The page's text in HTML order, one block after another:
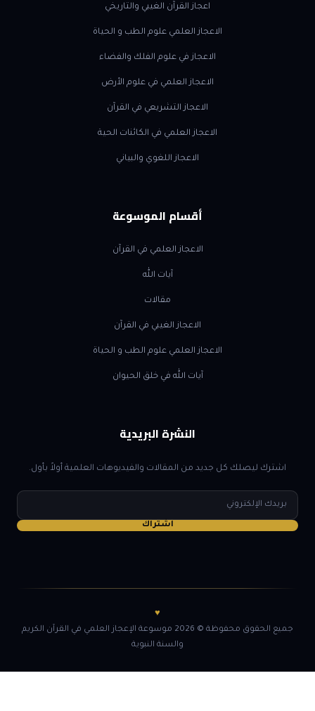
اعجاز القرآن الغيبي والتاريخي
الاعجاز العلمي علوم الطب و الحياة
الاعجاز في علوم الفلك والفضاء
الاعجاز العلمي في علوم الأرض
الاعجاز التشريعي في القرآن
الاعجاز العلمي في الكائنات الحية
الاعجاز اللغوي والبياني
أقسام الموسوعة
الاعجاز العلمي في القرآن
آيات الله
مقالات
الاعجاز الغيبي في القرآن
الاعجاز العلمي علوم الطب و الحياة
آيات الله في خلق الحيوان
النشرة البريدية
اشترك ليصلك كل جديد من المقالات والفيديوهات العلمية أولاً بأول.
البريد
الإلكتروني
اشتراك
جميع الحقوق محفوظة © 2026 موسوعة الإعجاز العلمي في القرآن الكريم
والسنة النبوية